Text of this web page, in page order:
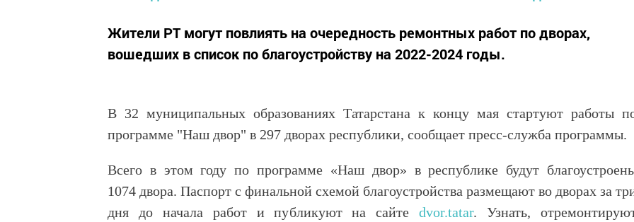
Жители РТ могут повлиять на очередность ремонтных работ по дворах,
вошедших в список по благоустройству на 2022-2024 годы.
В 32 муниципальных образованиях Татарстана к концу мая стартуют работы
программе "Наш двор" в 297 дворах республики, сообщает пресс-служба программы.
Всего в этом году по программе «Наш двор» в республике будут
1074 двора. Паспорт с финальной схемой благоустройства размещают во дворах за
дня до начала работ и публикуют на сайтеdvor.tatar. Узнать,